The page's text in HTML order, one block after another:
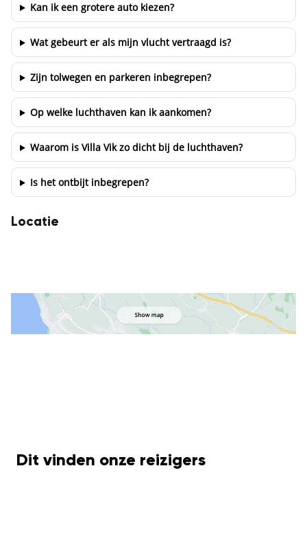
Kan ik een grotere auto kiezen?
Wat gebeurt er als mijn vlucht vertraagd is?
Zijn tolwegen en parkeren inbegrepen?
Op welke luchthaven kan ik aankomen?
Waarom is Villa Vik zo dicht bij de luchthaven?
Is het ontbijt inbegrepen?
Locatie
Dit vinden onze reizigers